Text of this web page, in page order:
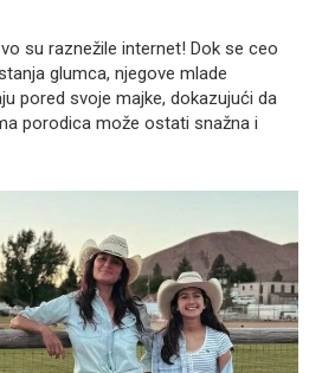
su raznežile internet! Dok se ceo
glumca, njegove mlade
pored svoje majke, dokazujući da
porodica može ostati snažna i